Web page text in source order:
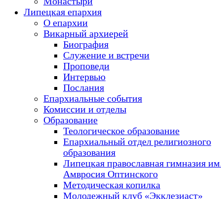
Липецкая епархия
О епархии
Викарный архиерей
Биография
Служение и встречи
Проповеди
Интервью
Послания
Епархиальные события
Комиссии и отделы
Образование
Теологическое образование
Епархиальный отдел религиозного
образования
Липецкая православная гимназия
Амвросия Оптинского
Методическая копилка
Молодежный клуб «Экклезиаст»